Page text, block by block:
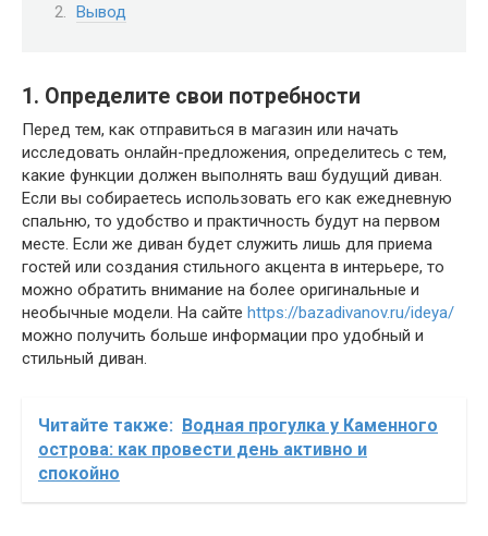
Вывод
1. Определите свои потребности
Перед тем, как отправиться в магазин или начать
исследовать онлайн-предложения, определитесь с тем,
какие функции должен выполнять ваш будущий диван.
Если вы собираетесь использовать его как ежедневную
спальню, то удобство и практичность будут на первом
месте. Если же диван будет служить лишь для приема
гостей или создания стильного акцента в интерьере, то
можно обратить внимание на более оригинальные и
необычные модели. На сайте https://bazadivanov.ru/ideya/
можно получить больше информации про удобный и
стильный диван.
Читайте также: Водная прогулка у Каменного
острова: как провести день активно и
спокойно